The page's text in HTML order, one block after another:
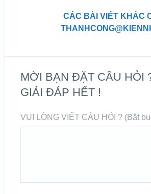
CÁC BÀI VIẾT KHÁC
MỜI BẠN ĐẶT CÂU HỎI
GIẢI ĐÁP HẾT !
VUI LÒNG VIẾT CÂU HỎI ? (Bắt